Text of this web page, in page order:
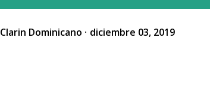
Clarin Dominicano diciembre 03, 2019